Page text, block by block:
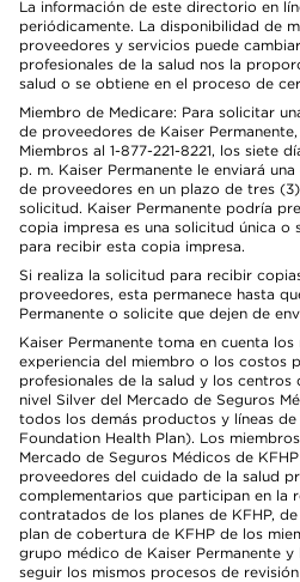
La información de este directorio en
periódicamente. La disponibilidad de
proveedores y servicios puede
profesionales de la salud nos la
salud o se obtiene en el proceso de
Miembro de Medicare: Para solicitar
de proveedores de Kaiser
Miembros al 1-877-221-8221, los siete
p. m. Kaiser Permanente le enviará
de proveedores en un plazo de tres
solicitud. Kaiser Permanente podría
copia impresa es una solicitud única o
para recibir esta copia impresa.
Si realiza la solicitud para recibir
proveedores, esta permanece hasta
Permanente o solicite que dejen de
Kaiser Permanente toma en cuenta
experiencia del miembro o los costos
profesionales de la salud y los centros
nivel Silver del Mercado de Seguros
todos los demás productos y líneas
Foundation Health Plan). Los
Mercado de Seguros Médicos de
proveedores del cuidado de la salud
complementarios que participan en la
contratados de los planes de KFHP,
plan de cobertura de KFHP de los
grupo médico de Kaiser Permanente
seguir los mismos procesos de